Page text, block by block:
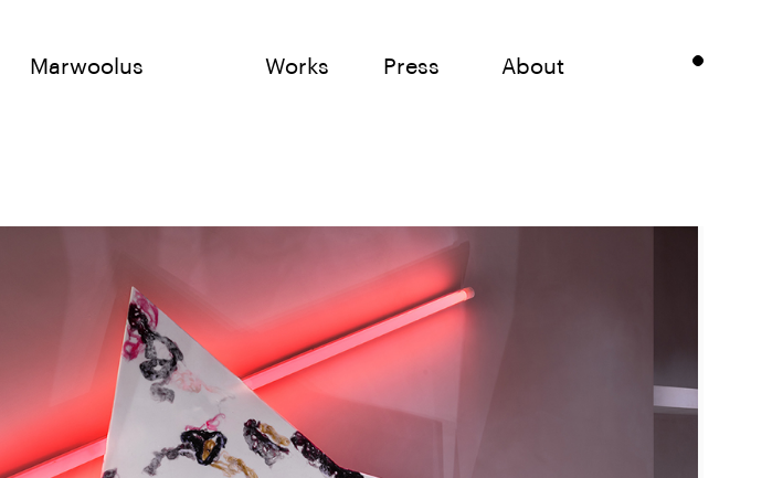
Marwoolus Works Press About